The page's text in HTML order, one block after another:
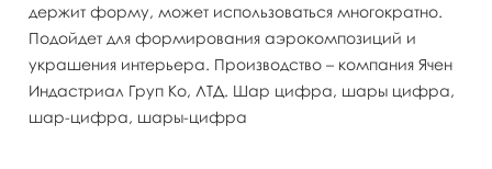
держит форму, может использоваться многократно.
Подойдет для формирования аэрокомпозиций и
украшения интерьера. Производство – компания Ячен
Индастриал Груп Ко, ЛТД. Шар цифра, шары цифра,
шар-цифра, шары-цифра